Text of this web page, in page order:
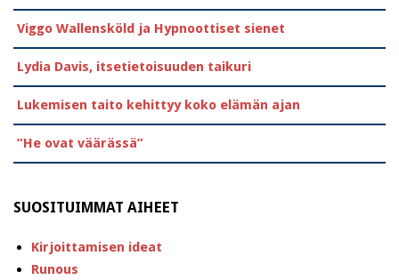
Viggo Wallensköld ja Hypnoottiset sienet
Lydia Davis, itsetietoisuuden taikuri
Lukemisen taito kehittyy koko elämän ajan
”He ovat väärässä”
SUOSITUIMMAT AIHEET
Kirjoittamisen ideat
Runous